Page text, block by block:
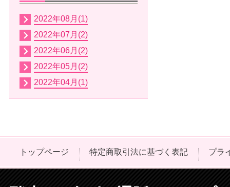
2022年08月(1)
2022年07月(2)
2022年06月(2)
2022年05月(2)
2022年04月(1)
トップページ 特定商取引法に基づく表記 プラ